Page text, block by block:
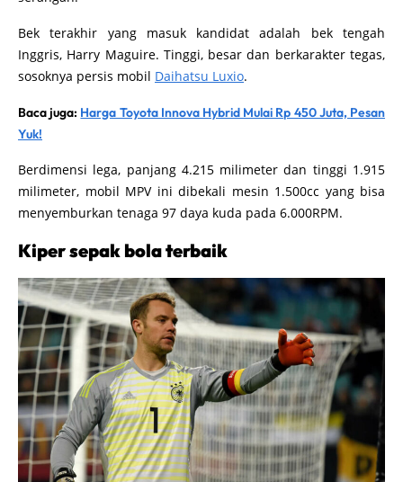
Bek terakhir yang masuk kandidat adalah bek tengah
Inggris, Harry Maguire. Tinggi, besar dan berkarakter tegas,
sosoknya persis mobil Daihatsu Luxio.
Baca juga: Harga Toyota Innova Hybrid Mulai Rp 450 Juta, Pesan
Yuk!
Berdimensi lega, panjang 4.215 milimeter dan tinggi 1.915
milimeter, mobil MPV ini dibekali mesin 1.500cc yang bisa
menyemburkan tenaga 97 daya kuda pada 6.000RPM.
Kiper sepak bola terbaik